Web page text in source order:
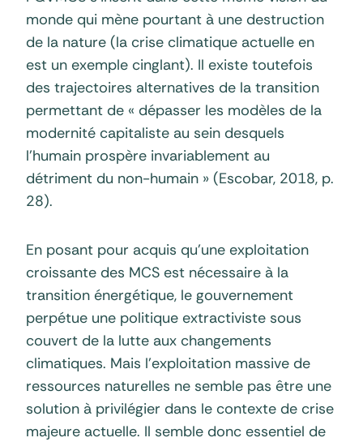
monde qui mène pourtant à une destruction
de la nature (la crise climatique actuelle en
est un exemple cinglant). Il existe toutefois
des trajectoires alternatives de la transition
permettant de « dépasser les modèles de la
modernité capitaliste au sein desquels
l’humain prospère invariablement au
détriment du non-humain » (Escobar, 2018, p.
28).
En posant pour acquis qu’une exploitation
croissante des MCS est nécessaire à la
transition énergétique, le gouvernement
perpétue une politique extractiviste sous
couvert de la lutte aux changements
climatiques. Mais l’exploitation massive de
ressources naturelles ne semble pas être une
solution à privilégier dans le contexte de crise
majeure actuelle. Il semble donc essentiel de